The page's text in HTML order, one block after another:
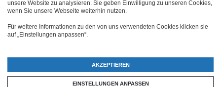
unsere Website zu analysieren. Sie geben Einwilligung zu unseren Cookies,
wenn Sie unsere Webseite weiterhin nutzen.
Für weitere Informationen zu den von uns verwendeten Cookies klicken sie
auf „Einstellungen anpassen“.
AKZEPTIEREN
EINSTELLUNGEN ANPASSEN